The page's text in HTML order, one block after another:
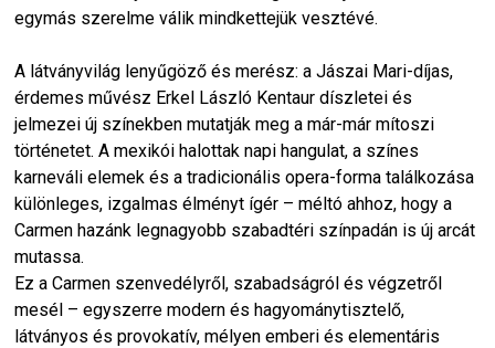
egymás szerelme válik mindkettejük vesztévé.
A látványvilág lenyűgöző és merész: a Jászai Mari-díjas,
érdemes művész Erkel László Kentaur díszletei és
jelmezei új színekben mutatják meg a már-már mítoszi
történetet. A mexikói halottak napi hangulat, a színes
karneváli elemek és a tradicionális opera-forma találkozása
különleges, izgalmas élményt ígér – méltó ahhoz, hogy a
Carmen hazánk legnagyobb szabadtéri színpadán is új arcát
mutassa.
Ez a Carmen szenvedélyről, szabadságról és végzetről
mesél – egyszerre modern és hagyománytisztelő,
látványos és provokatív, mélyen emberi és elementáris